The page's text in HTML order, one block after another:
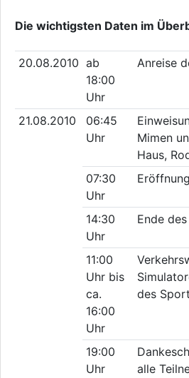
Die wichtigsten Daten im
20.08.2010 ab
18:00
Uhr
Anreise
21.08.2010
06:45
Uhr
Mimen
Haus,
07:30
Uhr
14:30
Uhr
Ende
11:00
Uhr bis
ca.
16:00
Uhr
des
19:00
Uhr
alle